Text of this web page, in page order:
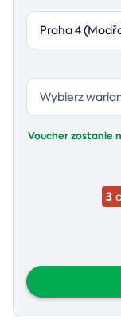
Praha 4
Wybierz
Voucher zostanie
3